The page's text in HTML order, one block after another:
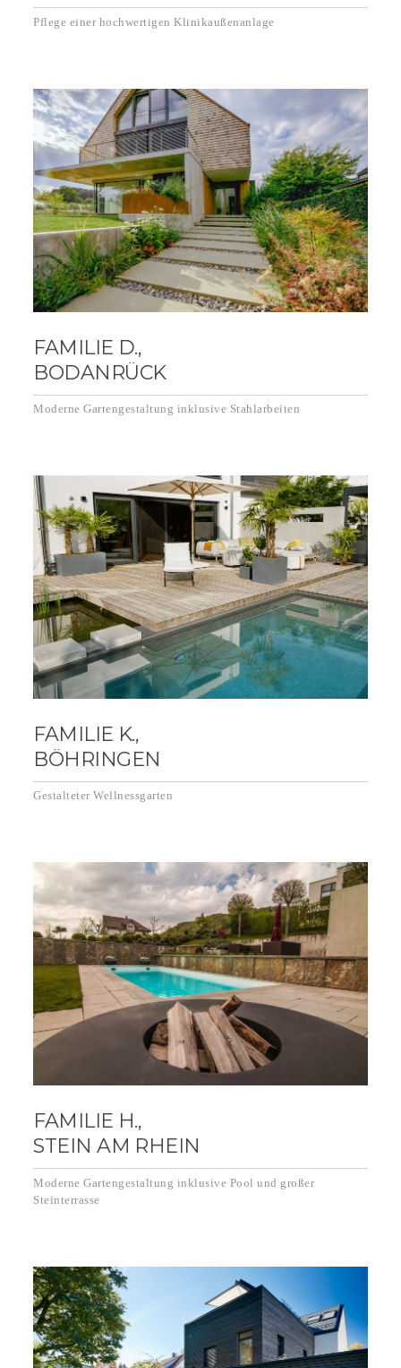
Pflege einer hochwertigen Klinikaußenanlage
FAMILIE D.,
BODANRÜCK
Moderne Gartengestaltung inklusive Stahlarbeiten
FAMILIE K.,
BÖHRINGEN
Gestalteter Wellnessgarten
FAMILIE H.,
STEIN AM RHEIN
Moderne Gartengestaltung inklusive Pool und großer
Steinterrasse